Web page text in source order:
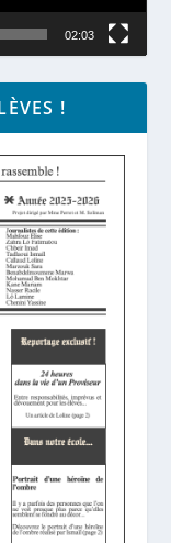
02:03
!